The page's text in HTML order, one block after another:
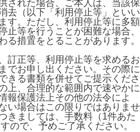
された場合、ご本人は、当該保
去（以下「利用停止等」といい
す。ただし、利用停止等に多額
止等を行うことが困難な場合、
る措置をとることがあります。
正等、利用停止等を求めるお
でお申し出ください。その際に
きる書類を併せてご提示くださ
上、合理的な範囲内で速やかに
報保護法上その他の法令によ
い場合はこの限りではありませ
きましては、手数料（1件あた
ので、予めご了承ください。